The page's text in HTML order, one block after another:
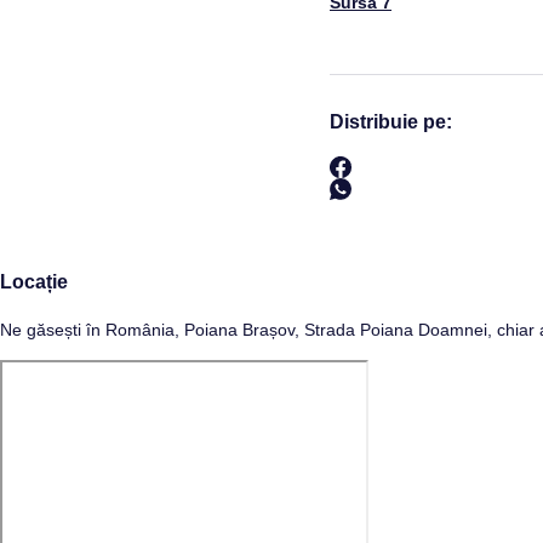
Distribuie pe:
Locație
Ne găsești în România, Poiana Brașov, Strada Poiana Doamnei, chiar